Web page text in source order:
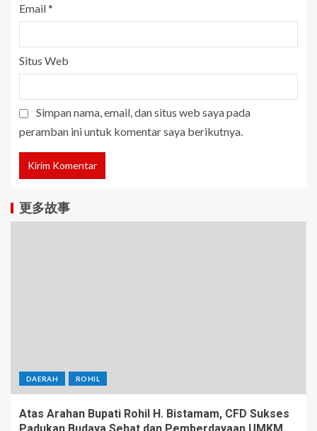
Email*
Situs Web
Simpan nama, email, dan situs web saya pada
peramban ini untuk komentar saya berikutnya.
更多故事
DAERAH ROHIL
Atas Arahan Bupati Rohil H. Bistamam, CFD Sukses